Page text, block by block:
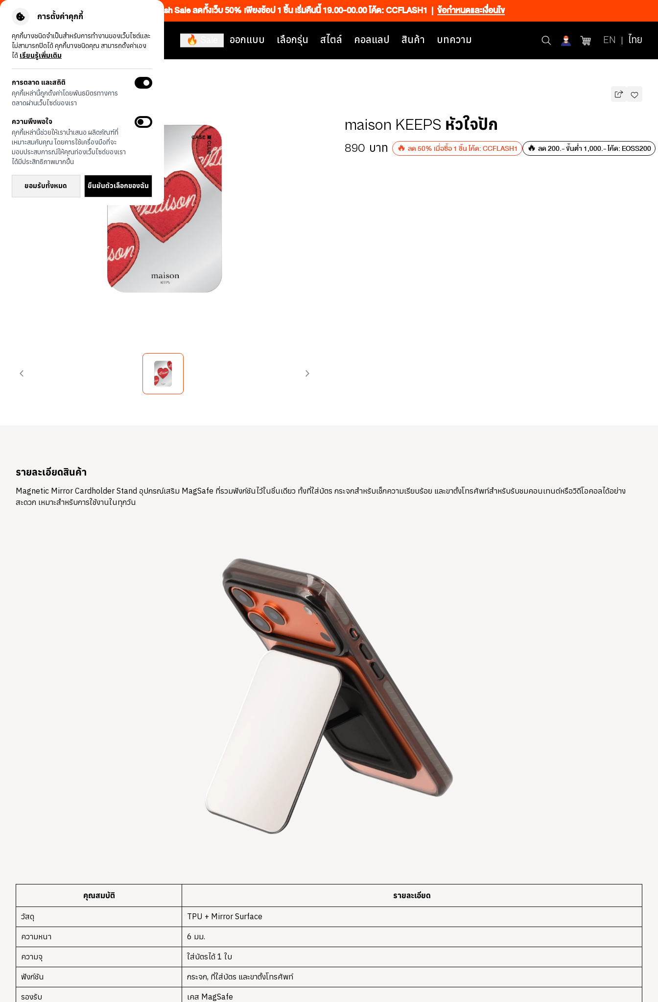
การตั้งค่าคุกกี้
คุกกี้บางชนิดจำเป็นสำหรับการทำงานของเว็บไซต์และ
ไม่สามารถปิดได้ คุกกี้บางชนิดคุณ สามารถตั้งค่าเอง
ได้ เรียนรู้เพิ่มเติม
การตลาด และสถิติ
คุกกี้เหล่านี้ถูกตั้งค่าโดยพันธมิตรทางการ
ตลาดผ่านเว็บไซต์ของเรา
ความพึงพอใจ
คุกกี้เหล่านี้ช่วยให้เรานำเสนอ ผลิตภัณฑ์ที่
เหมาะสมกับคุณ โดยการใช้เครื่องมือที่จะ
มอบประสบการณ์ให้คุณท่องเว็บไซต์ของเรา
ได้มีประสิทธิภาพมากขึ้น
ยอมรับทั้งหมด ยืนยันตัวเลือกของฉัน
Flash Sale ลดทั้งเว็บ 50% เพียงช้อป 1 ชิ้น เริ่มคืนนี้ 19.00-00.00 โค้ด: CCFLASH1 | ข้อกำหนดและเงื่อนไข
🔥 Sale ออกแบบ เลือกรุ่น สไตล์ คอลแลป สินค้า บทความ EN ไทย
รุ่นทั้งหมด maison KEEPS หัวใจปัก
maison KEEPS หัวใจปัก
890 บาท 🔥 ลด 50% เมื่อซื้อ 1 ชิ้น โค้ด: CCFLASH1 🔥 ลด 200.- ขั้นต่ำ 1,000.- โค้ด: EOSS200
รายละเอียดสินค้า
Magnetic Mirror Cardholder Stand อุปกรณ์เสริม MagSafe ที่รวมฟังก์ชันไว้ในชิ้นเดียว ทั้งที่ใส่บัตร กระจกสำหรับเช็กความเรียบร้อย และขาตั้งโทรศัพท์สำหรับรับชมคอนเทนต์หรือวิดีโอคอลได้อย่าง
สะดวก เหมาะสำหรับการใช้งานในทุกวัน
คุณสมบัติ รายละเอียด
วัสดุ TPU + Mirror Surface
ความหนา 6 มม.
ความจุ ใส่บัตรได้ 1 ใบ
ฟังก์ชัน กระจก, ที่ใส่บัตร และขาตั้งโทรศัพท์
รองรับ เคส MagSafe